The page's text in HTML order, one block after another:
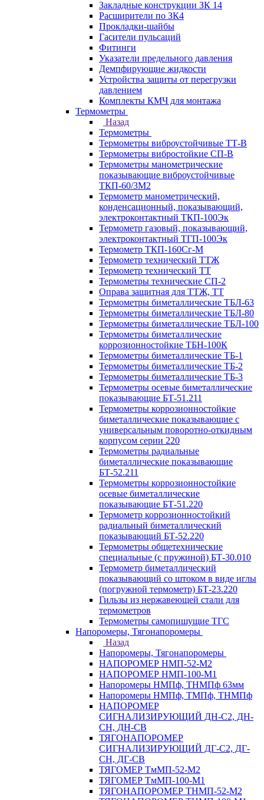
Закладные конструкции ЗК 14
Расширители по ЗК4
Прокладки-шайбы
Гасители пульсаций
Фитинги
Указатели предельного давления
Демпфирующие жидкости
Устройства защиты от перегрузки
давлением
Комплекты КМЧ для монтажа
Термометры
Назад
Термометры
Термометры виброустойчивые ТТ-В
Термометры вибростойкие СП-В
Термометры манометрические
показывающие виброустойчивые
ТКП-60/3М2
Термометр манометрический,
конденсационный, показывающий,
электроконтактный ТКП-100Эк
Термометр газовый, показывающий,
электроконтактный ТГП-100Эк
Термометр ТКП-160Сг-М
Термометр технический ТТЖ
Термометр технический ТТ
Термометры технические СП-2
Оправа защитная для ТТЖ, ТТ
Термометры биметаллические ТБЛ-63
Термометры биметаллические ТБЛ-80
Термометры биметаллические ТБЛ-100
Термометры биметаллические
коррозионностойкие ТБН-100К
Термометры биметаллические ТБ-1
Термометры биметаллические ТБ-2
Термометры биметаллические ТБ-3
Термометры осевые биметаллические
показывающие БТ-51.211
Термометры коррозионностойкие
биметаллические показывающие с
универсальным поворотно-откидным
корпусом серии 220
Термометры радиальные
биметаллические показывающие
БТ-52.211
Термометры коррозионностойкие
осевые биметаллические
показывающие БТ-51.220
Термометр коррозионностойкий
радиальный биметаллический
показывающий БТ-52.220
Термометры общетехнические
специальные (с пружиной) БТ-30.010
Термометр биметаллический
показывающий со штоком в виде иглы
(погружной термометр) БТ-23.220
Гильзы из нержавеющей стали для
термометров
Термометры самопишущие ТГС
Напоромеры, Тягонапоромеры
Назад
Напоромеры, Тягонапоромеры
НАПОРОМЕР НМП-52-М2
НАПОРОМЕР НМП-100-М1
Напоромеры НМПф, ТНМПф 63мм
Напоромеры НМПф, ТМПф, ТНМПф
НАПОРОМЕР
СИГНАЛИЗИРУЮЩИЙ ДН-С2, ДН-
СН, ДН-СВ
ТЯГОНАПОРОМЕР
СИГНАЛИЗИРУЮЩИЙ ДГ-С2, ДГ-
СН, ДГ-СВ
ТЯГОМЕР ТмМП-52-М2
ТЯГОМЕР ТмМП-100-М1
ТЯГОНАПОРОМЕР ТНМП-52-М2